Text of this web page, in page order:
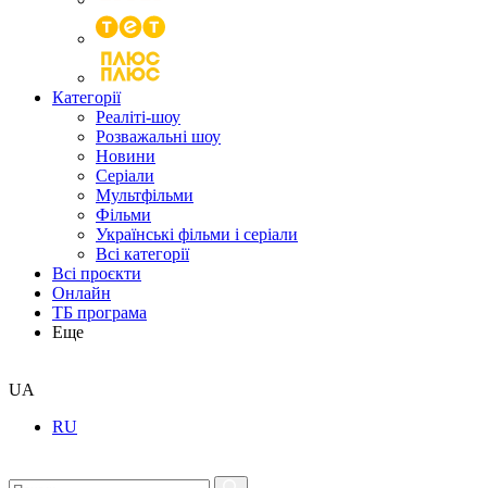
Категорії
Реаліті-шоу
Розважальні шоу
Новини
Серіали
Мультфільми
Фільми
Українські фільми і серіали
Всі категорії
Всі проєкти
Онлайн
ТБ програма
Еще
UA
RU